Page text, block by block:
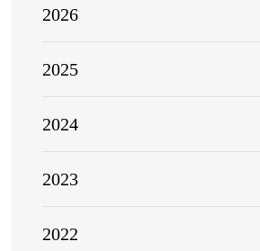
2026
2025
2024
2023
2022